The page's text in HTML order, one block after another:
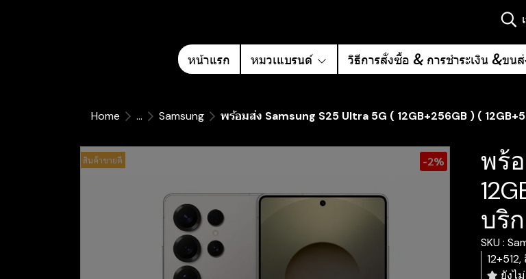
หน้าแรก หมวเแบรนด์ วิธีการสั่งซื้อ & การชำระเงิน &ขน
Home ... Samsung พร้อมส่ง Samsung S25 Ultra 5G ( 12GB+256GB ) (
สินค้าขายดี -2%
พร้
บริ
SKU :
ยังไ